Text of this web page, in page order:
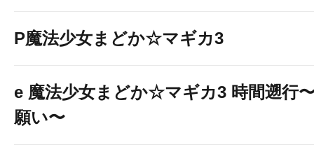
P魔法少女まどか☆マギカ3
e 魔法少女まどか☆マギカ3 時間遡行
願い〜